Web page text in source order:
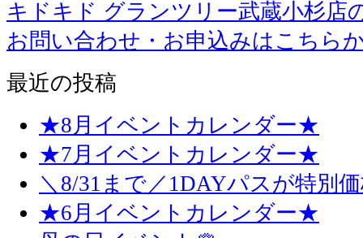
キドキド グランツリー武蔵小杉店
お問い合わせ・お申込みはこちら
最近の投稿
★8月イベントカレンダー★
★7月イベントカレンダー★
＼8/31まで／1DAYパスが特別
★6月イベントカレンダー★